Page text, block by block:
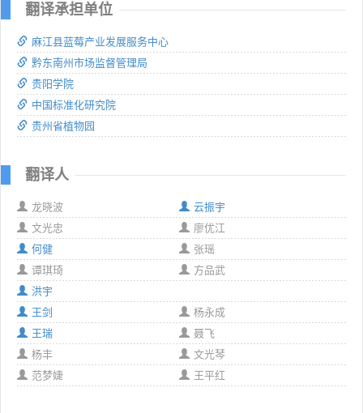
翻译承担单位
麻江县蓝莓产业发展服务中心
黔东南州市场监督管理局
贵阳学院
中国标准化研究院
贵州省植物园
翻译人
龙晓波
云振宇
文光忠
廖优江
何健
张瑶
谭琪琦
方品武
洪宇
王剑
杨永成
王瑞
聂飞
杨丰
文光琴
范梦婕
王平红